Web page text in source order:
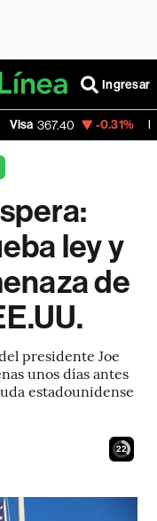
Ingresar
-0.31% MercadoLibre
ley y
de
presidente Joe
unos días antes
estadounidense
20